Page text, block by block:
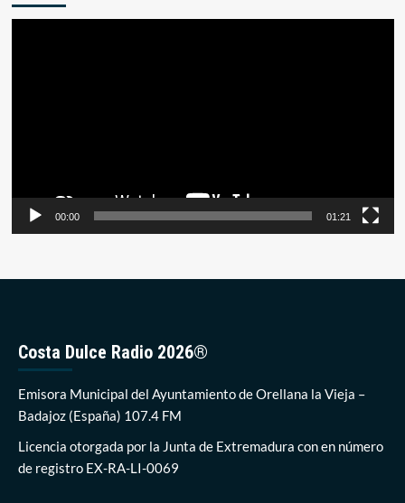
00:00 01:21
Costa Dulce Radio 2026®
Emisora Municipal del Ayuntamiento de Orellana la Vieja –
Badajoz (España) 107.4 FM
Licencia otorgada por la Junta de Extremadura con en número
de registro EX-RA-LI-0069